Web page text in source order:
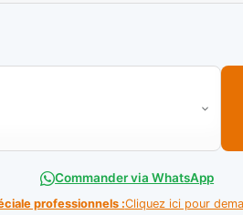
plastique N° 06 gris SPEED
Commander via WhatsApp
professionnels :Cliquez ici pour